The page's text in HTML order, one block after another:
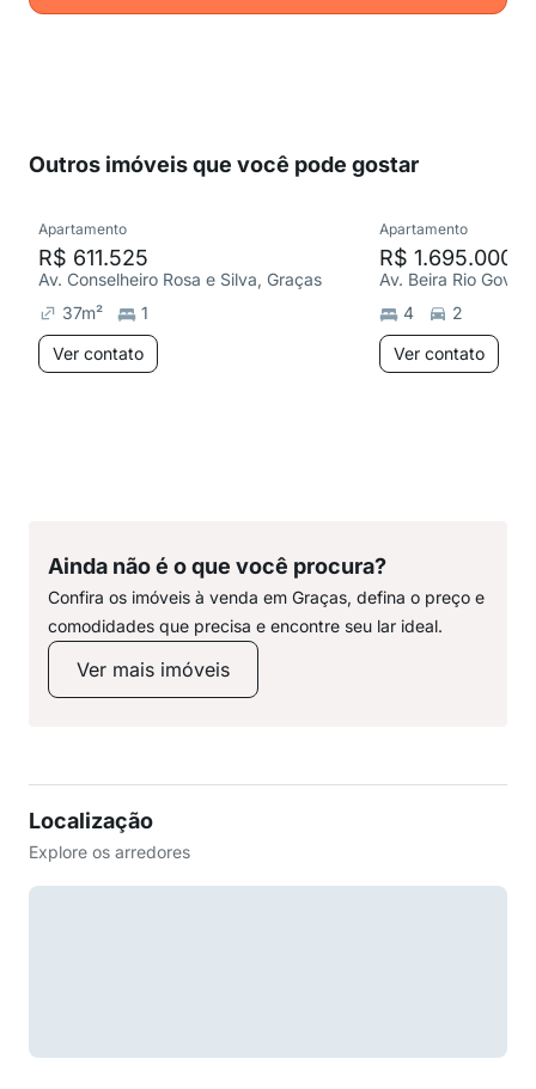
Outros imóveis que você pode gostar
Apartamento
R$ 611.525
Av. Conselheiro Rosa e Silva, Graças
37m²
1
Ver contato
Apartamento
R$ 1.695.000
4
2
Ver contato
Ainda não é o que você procura?
Confira os imóveis à venda em Graças, defina o preço e
comodidades que precisa e encontre seu lar ideal.
Ver mais imóveis
Localização
Explore os arredores